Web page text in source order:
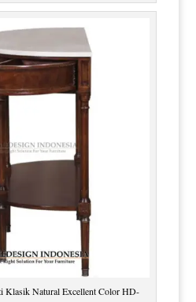
Klasik Natural Excellent Color HD-